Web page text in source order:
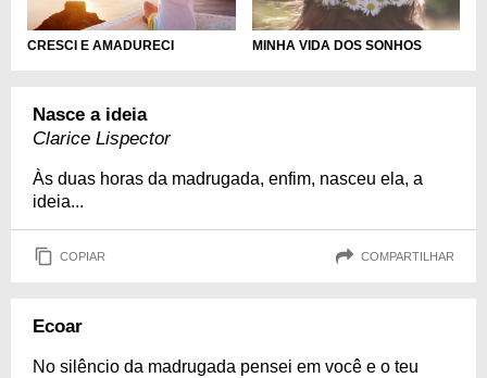
CRESCI E AMADURECI MINHA VIDA DOS SONHOS
Nasce a ideia
Clarice Lispector
Às duas horas da madrugada, enfim, nasceu ela, a
ideia...
COPIAR COMPARTILHAR
Ecoar
No silêncio da madrugada pensei em você e o teu